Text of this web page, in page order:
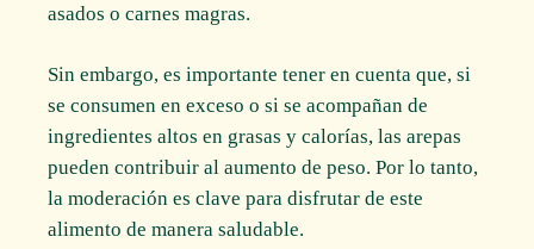
asados o carnes magras.
Sin embargo, es importante tener en cuenta que, si
se consumen en exceso o si se acompañan de
ingredientes altos en grasas y calorías, las arepas
pueden contribuir al aumento de peso. Por lo tanto,
la moderación es clave para disfrutar de este
alimento de manera saludable.